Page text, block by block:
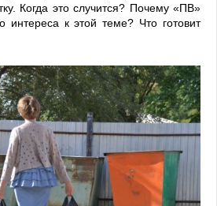
Когда это случится? Почему «ПВ»
интереса к этой теме? Что готовит